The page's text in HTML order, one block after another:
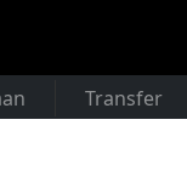
Transfer